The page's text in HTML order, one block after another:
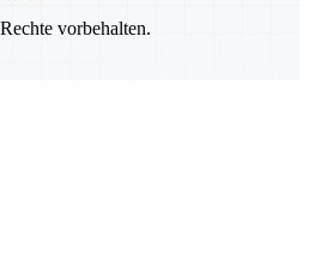
vorbehalten.